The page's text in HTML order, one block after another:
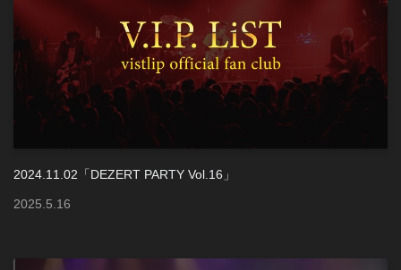
2024.11.02「DEZERT PARTY Vol.16」
2025 5 16